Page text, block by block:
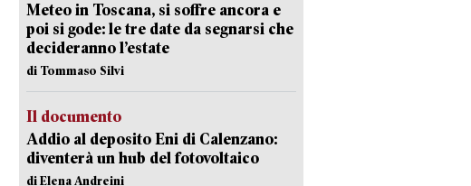
Meteo in Toscana, si soffre ancora e
poi si gode: le tre date da segnarsi che
decideranno l’estate
di Tommaso Silvi
Il documento
Addio al deposito Eni di Calenzano:
diventerà un hub del fotovoltaico
di Elena Andreini